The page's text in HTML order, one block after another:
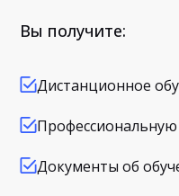
Вы получите:
Дистанционное
Документы об